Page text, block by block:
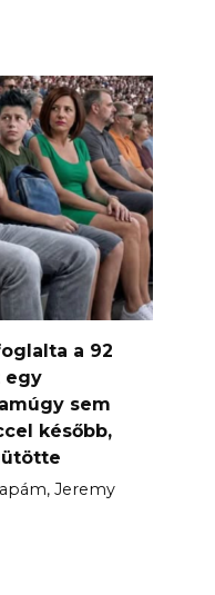
a 92
egy
sem
később,
Jeremy